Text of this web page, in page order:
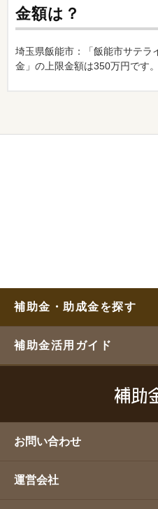
金額は？
埼玉県飯能市：「飯能市サテラ
金」の上限金額は350万円です。
補助金・助成金を探す
補助金活用ガイド
お問い合わせ
運営会社